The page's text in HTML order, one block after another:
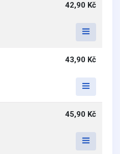
42,90 Kč
43,90 Kč
45,90 Kč